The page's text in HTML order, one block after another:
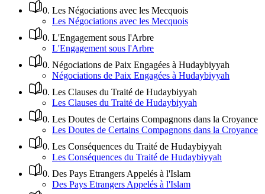
0. Les Négociations avec les Mecquois
Les Négociations avec les Mecquois
0. L'Engagement sous l'Arbre
L'Engagement sous l'Arbre
0. Négociations de Paix Engagées à Hudaybiyyah
Négociations de Paix Engagées à Hudaybiyyah
0. Les Clauses du Traité de Hudaybiyyah
Les Clauses du Traité de Hudaybiyyah
0. Les Doutes de Certains Compagnons dans la Croyance
Les Doutes de Certains Compagnons dans la Croyance
0. Les Conséquences du Traité de Hudaybiyyah
Les Conséquences du Traité de Hudaybiyyah
0. Des Pays Etrangers Appelés à l'Islam
Des Pays Etrangers Appelés à l'Islam